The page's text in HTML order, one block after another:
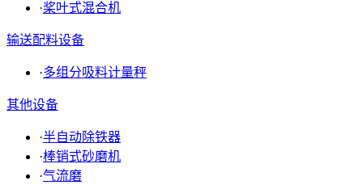
·桨叶式混合机
输送配料设备
·多组分吸料计量秤
其他设备
·半自动除铁器
·棒销式砂磨机
·气流磨